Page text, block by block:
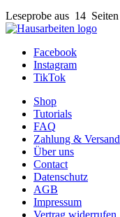
Leseprobe aus 14 Seiten
Facebook
Instagram
TikTok
Shop
Tutorials
FAQ
Zahlung & Versand
Über uns
Contact
Datenschutz
AGB
Impressum
Vertrag widerrufen